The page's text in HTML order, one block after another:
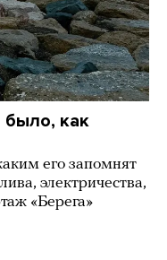
было, как
его запомнят
электричества,
«Берега»